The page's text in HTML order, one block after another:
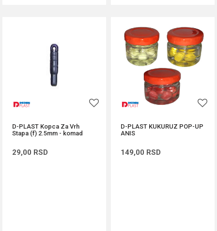
D-PLAST Kopca Za Vrh
Stapa (f) 2.5mm - komad
29,00 RSD
D-PLAST KUKURUZ POP-UP
ANIS
149,00 RSD